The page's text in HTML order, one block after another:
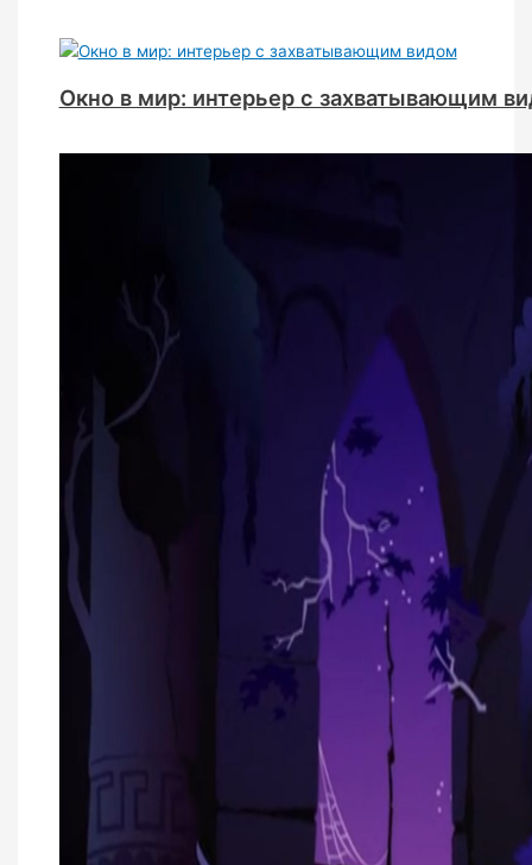
Окно в мир: интерьер с захватывающим